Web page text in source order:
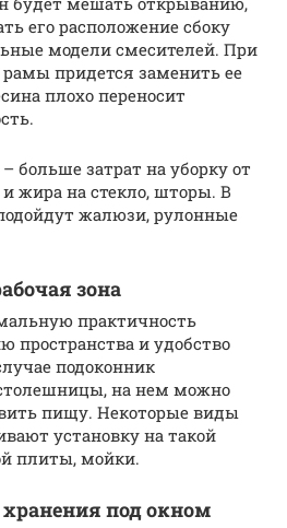
его расположение сбоку
модели смесителей. При
придется заменить ее
плохо переносит
больше затрат на уборку от
жира на стекло, шторы. В
жалюзи, рулонные
зона
практичность
пространства и удобство
подоконник
на нем можно
пищу. Некоторые виды
установку на такой
плиты, мойки.
под окном